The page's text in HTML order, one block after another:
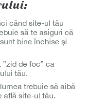
când site-ul tău
să te asiguri că
bine închise și
de foc” ca
tău.
trebuie să aibă
află site-ul tău.